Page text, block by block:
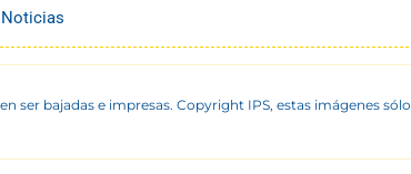
ser bajadas e impresas. Copyright IPS, estas imágenes sólo